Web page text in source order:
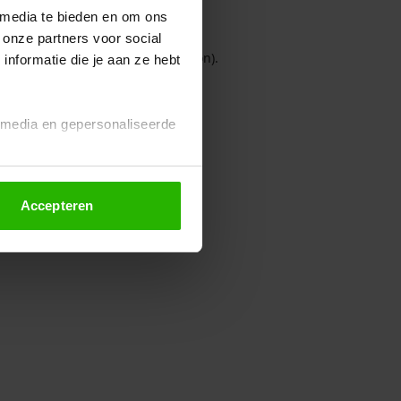
te bieden en om ons
partners voor social
die je aan ze hebt
en gepersonaliseerde
altijd wijzigen of
Accepteren
console for more information).